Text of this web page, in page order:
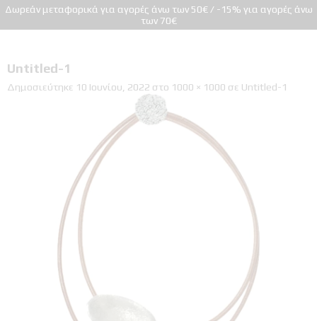
Δωρεάν μεταφορικά για αγορές άνω των 50€ / -15% για αγορές άνω
των 70€
Untitled-1
Δημοσιεύτηκε 10 Ιουνίου, 2022 στο 1000 × 1000 σε Untitled-1